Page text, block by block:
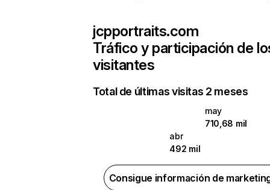
jcpportraits.com
Tráfico y participación de
visitantes
Total de últimas visitas 2 meses
may
710,68 mil
abr
492 mil
Consigue información de